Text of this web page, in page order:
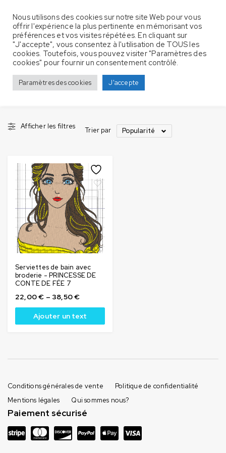
belle
Accueil Produits identifiés “belle”
Afficher les filtres
Trier par Popularité
Serviettes de bain avec
broderie - PRINCESSE DE
CONTE DE FÉE 7
22,00€ – 38,50€
Ajouter un text
Conditions générales de vente
Politique de confidentialité
Mentions légales
Qui sommes nous?
Paiement sécurisé
Nous utilisons des cookies sur notre site Web pour vous
offrir l'expérience la plus pertinente en mémorisant vos
préférences et vos visites répétées. En cliquant sur
"J'accepte", vous consentez à l'utilisation de TOUS les
cookies. Toutefois, vous pouvez visiter "Paramètres des
cookies" pour fournir un consentement contrôlé.
Paramètres des cookies J'accepte